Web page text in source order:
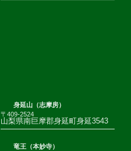
身延山（志摩房）
〒409-2524
山梨県南巨摩郡身延町身延3543
竜王（本妙寺）